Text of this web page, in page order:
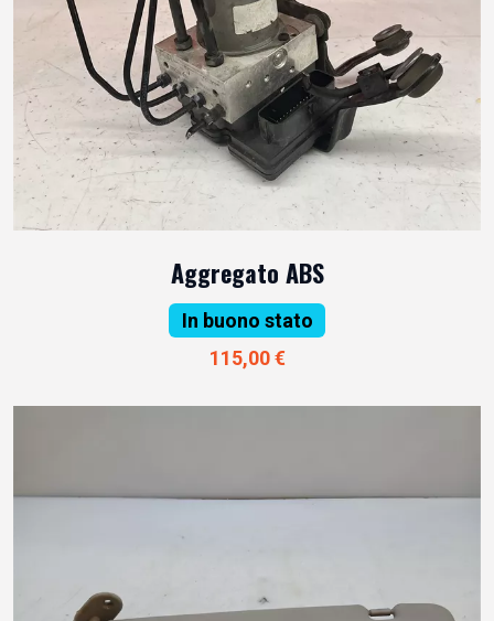
Aggregato ABS
In buono stato
115,00 €